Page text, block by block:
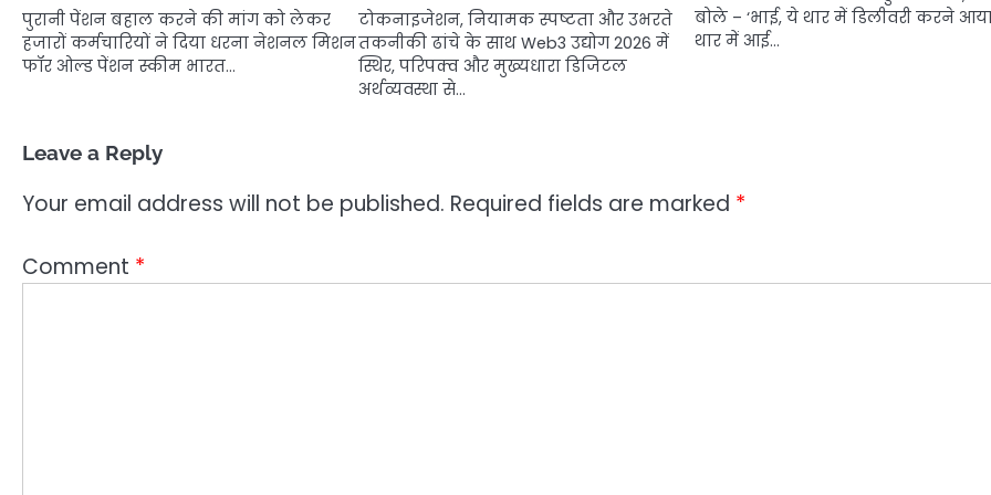
पुरानी पेंशन बहाल करने की मांग को लेकर
हजारों कर्मचारियों ने दिया धरना नेशनल मिशन
फॉर ओल्ड पेंशन स्कीम भारत…
टोकनाइजेशन, नियामक स्पष्टता और उभरते
तकनीकी ढांचे के साथ Web3 उद्योग 2026 में
स्थिर, परिपक्व और मुख्यधारा डिजिटल
अर्थव्यवस्था से…
बोले – ‘भाई, ये थार में डिलीवरी करने
थार में आई…
Leave a Reply
Your email address will not be published. Required fields are marked *
Comment *